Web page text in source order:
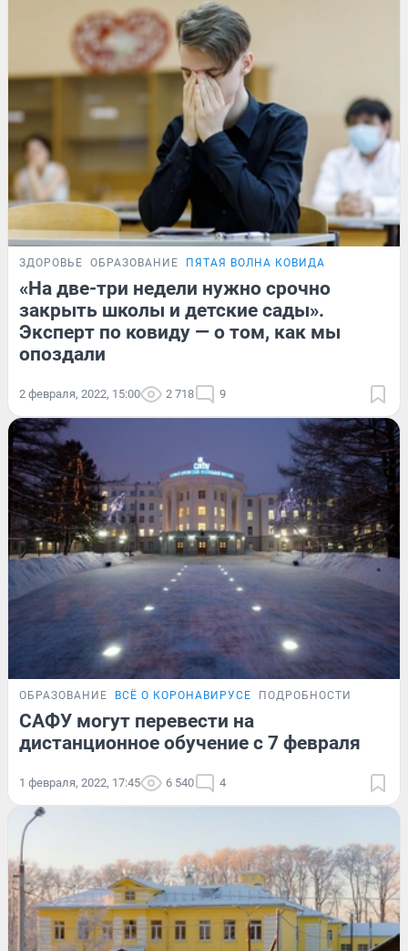
ЗДОРОВЬЕ ОБРАЗОВАНИЕ ПЯТАЯ ВОЛНА КОВИДА
«На две-три недели нужно срочно
закрыть школы и детские сады».
Эксперт по ковиду — о том, как мы
опоздали
2 февраля, 2022, 15:00 2 718 9
ОБРАЗОВАНИЕ ВСЁ О КОРОНАВИРУСЕ ПОДРОБНОСТИ
САФУ могут перевести на
дистанционное обучение с 7 февраля
1 февраля, 2022, 17:45 6 540 4